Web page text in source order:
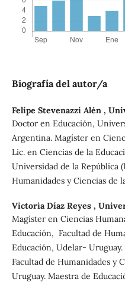
Biografía del autor/a
Felipe Stevenazzi Alén ,
Doctor en Educación,
Argentina. Magíster en
Lic. en Ciencias de la
Universidad de la República
Humanidades y Ciencias de
Victoria Díaz Reyes ,
Magíster en Ciencias
Educación, Facultad de
Educación, Udelar-
Facultad de Humanidades y
Uruguay. Maestra de